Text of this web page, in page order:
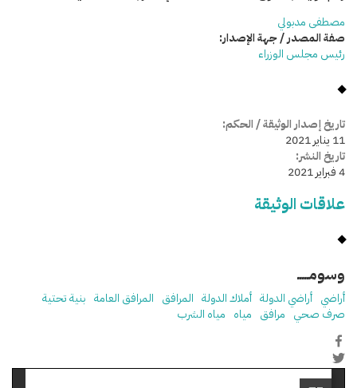
مصطفى مدبولي
صفة المصدر / جهة الإصدار:
رئيس مجلس الوزراء
تاريخ إصدار الوثيقة / الحكم:
11 يناير 2021
تاريخ النشر:
4 فبراير 2021
علاقات الوثيقة
وسومـــــ
أراضي أراضي الدولة أملاك الدولة المرافق المرافق العامة بنية تحتية
صرف صحي مرافق مياه مياه الشرب